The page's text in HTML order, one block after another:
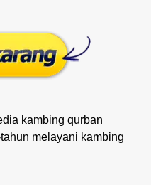
kambing qurban
melayani kambing